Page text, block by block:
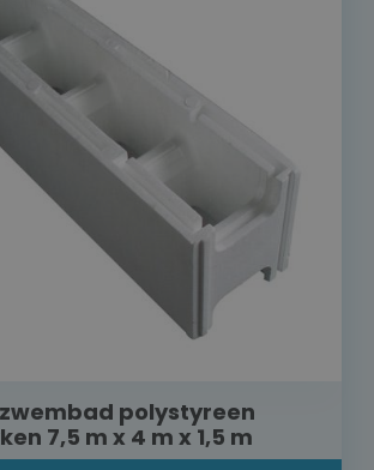
polystyreen
7,5 m x 4 m x 1,5 m